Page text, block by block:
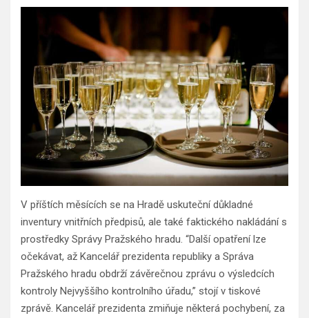
V příštích měsících se na Hradě uskuteční důkladné
inventury vnitřních předpisů, ale také faktického nakládání s
prostředky Správy Pražského hradu. “Další opatření lze
očekávat, až Kancelář prezidenta republiky a Správa
Pražského hradu obdrží závěrečnou zprávu o výsledcích
kontroly Nejvyššího kontrolního úřadu,” stojí v tiskové
zprávě. Kancelář prezidenta zmiňuje některá pochybení, za